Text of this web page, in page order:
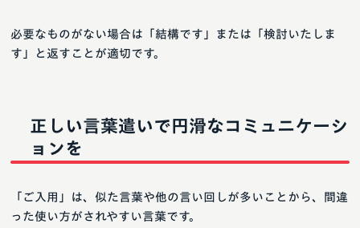
必要なものがない場合は「結構です」または「検討いたしま
す」と返すことが適切です。
正しい言葉遣いで円滑なコミュニケーシ
ョンを
「ご入用」は、似た言葉や他の言い回しが多いことから、間違
った使い方がされやすい言葉です。